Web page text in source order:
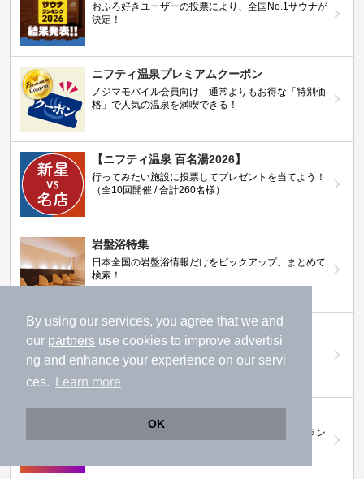
By using our services, you agree that we and
our partners use cookies to improve advertisi
ng and enhance your experience on our servi
ces.
Learn more
OK
おふろ好きユーザーの投票により、全国No.1サウナが
決定！
ニフティ温泉プレミアムクーポン
ノジマモバイル会員向け 通常よりもお得な「特別価
格」で人気の温泉を満喫できる！
【ニフティ温泉 百名湯2026】
行ってみたい施設に投票してプレゼントを当てよう！
（全10回開催 / 合計260名様）
岩盤浴特集
日本全国の岩盤浴情報だけをピックアップ。まとめて
検索！
ニフティ温泉ニュース
温泉にもっと行きたくなる！お得な情報を掲載中
温浴施設をお得に楽しめるサブスクリプションプラン